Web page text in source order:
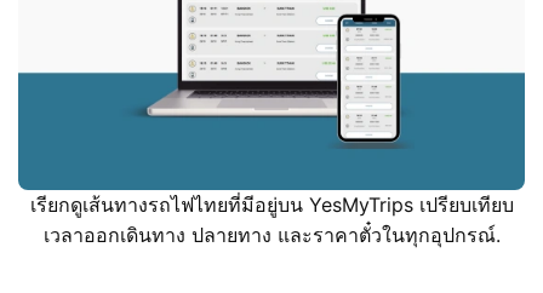
เรียกดูเส้นทางรถไฟไทยที่มีอยู่บน YesMyTrips เปรียบเทียบ
เวลาออกเดินทาง ปลายทาง และราคาตั๋วในทุกอุปกรณ์.